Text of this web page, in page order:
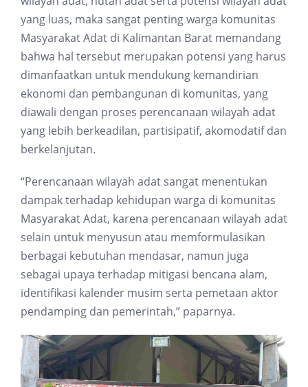
yang luas, maka sangat penting warga komunitas
Masyarakat Adat di Kalimantan Barat memandang
bahwa hal tersebut merupakan potensi yang harus
dimanfaatkan untuk mendukung kemandirian
ekonomi dan pembangunan di komunitas, yang
diawali dengan proses perencanaan wilayah adat
yang lebih berkeadilan, partisipatif, akomodatif dan
berkelanjutan.
“Perencanaan wilayah adat sangat menentukan
dampak terhadap kehidupan warga di komunitas
Masyarakat Adat, karena perencanaan wilayah adat
selain untuk menyusun atau memformulasikan
berbagai kebutuhan mendasar, namun juga
sebagai upaya terhadap mitigasi bencana alam,
identifikasi kalender musim serta pemetaan aktor
pendamping dan pemerintah,” paparnya.